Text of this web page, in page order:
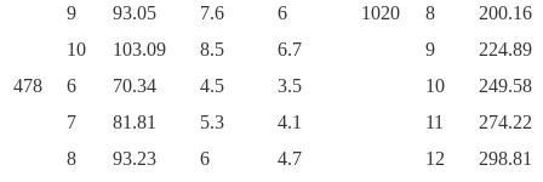
9
93.05 7.6 6 1020 8
200.16
10
103.09 8.5 6.7 9
224.89
478
6 70.34 4.5 3.5 10
249.58
7
81.81 5.3 4.1 11
274.22
8
93.23 6 4.7 12
298.81